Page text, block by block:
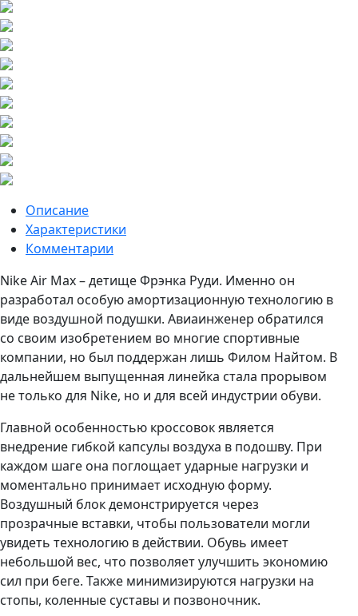
Описание
Характеристики
Комментарии
Nike Air Max – детище Фрэнка Руди. Именно он
разработал особую амортизационную технологию в
виде воздушной подушки. Авиаинженер обратился
со своим изобретением во многие спортивные
компании, но был поддержан лишь Филом Найтом. В
дальнейшем выпущенная линейка стала прорывом
не только для Nike, но и для всей индустрии обуви.
Главной особенностью кроссовок является
внедрение гибкой капсулы воздуха в подошву. При
каждом шаге она поглощает ударные нагрузки и
моментально принимает исходную форму.
Воздушный блок демонстрируется через
прозрачные вставки, чтобы пользователи могли
увидеть технологию в действии. Обувь имеет
небольшой вес, что позволяет улучшить экономию
сил при беге. Также минимизируются нагрузки на
стопы, коленные суставы и позвоночник.